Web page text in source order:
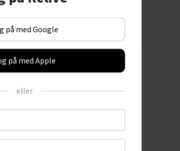
3D videoer.
på med Google
på med Apple
eller